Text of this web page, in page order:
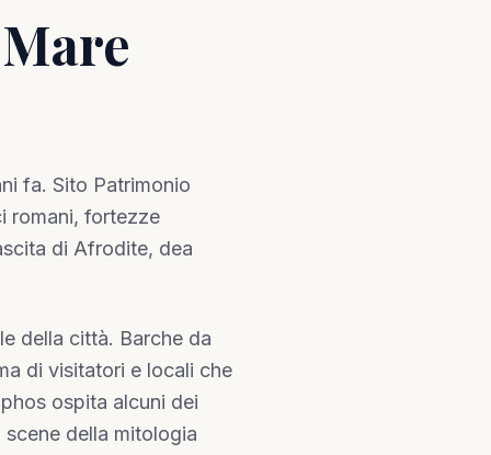
fa. Sito Patrimonio
romani, fortezze
di Afrodite, dea
della città. Barche da
di visitatori e locali che
ospita alcuni dei
della mitologia